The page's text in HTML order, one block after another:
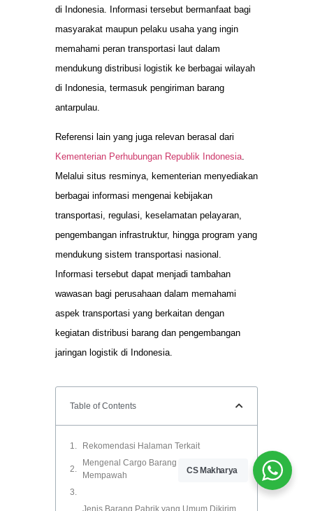
di Indonesia. Informasi tersebut bermanfaat bagi
masyarakat maupun pelaku usaha yang ingin
memahami peran transportasi laut dalam
mendukung distribusi logistik ke berbagai wilayah
di Indonesia, termasuk pengiriman barang
antarpulau.
Referensi lain yang juga relevan berasal dari
Kementerian Perhubungan Republik Indonesia.
Melalui situs resminya, kementerian menyediakan
berbagai informasi mengenai kebijakan
transportasi, regulasi, keselamatan pelayaran,
pengembangan infrastruktur, hingga program yang
mendukung sistem transportasi nasional.
Informasi tersebut dapat menjadi tambahan
wawasan bagi perusahaan dalam memahami
aspek transportasi yang berkaitan dengan
kegiatan distribusi barang dan pengembangan
jaringan logistik di Indonesia.
Table of Contents
Rekomendasi Halaman Terkait
Mengenal Cargo Barang Pabrik Surabaya
Mempawah
CS Makharya